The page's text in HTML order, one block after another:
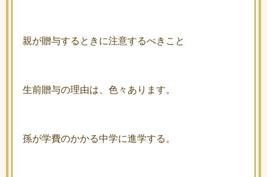
親が贈与するときに注意するべきこと
生前贈与の理由は、色々あります。
孫が学費のかかる中学に進学する。